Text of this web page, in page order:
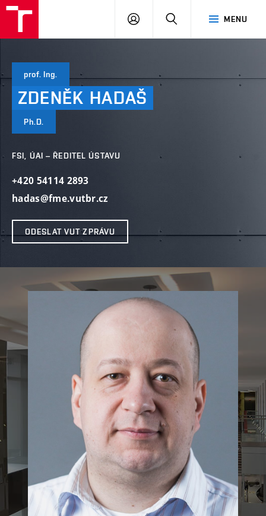
MENU
PŘIHLÁSIT
prof. Ing.
ZDENĚK HADAŠ
Ph.D.
FSI, ÚAI – ŘEDITEL ÚSTAVU
+420 54114 2893
hadas@fme.vutbr.cz
ODESLAT VUT ZPRÁVU